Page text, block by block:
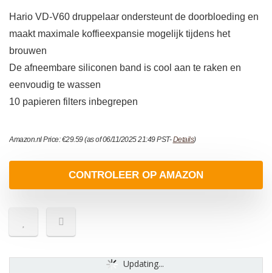
Hario VD-V60 druppelaar ondersteunt de doorbloeding en
maakt maximale koffieexpansie mogelijk tijdens het
brouwen
De afneembare siliconen band is cool aan te raken en
eenvoudig te wassen
10 papieren filters inbegrepen
Amazon.nl Price:€29.59(as of 06/11/2025 21:49 PST-Details)
CONTROLEER OP AMAZON
Updating...